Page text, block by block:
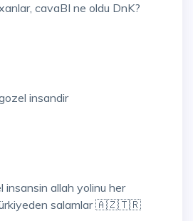
cavaBI ne oldu DnK?
insandir
insansin allah yolinu her
salamlar 🇦🇿🇹🇷